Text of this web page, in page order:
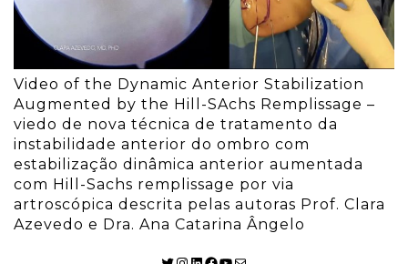
Video of the Dynamic Anterior Stabilization
Augmented by the Hill-SAchs Remplissage –
viedo de nova técnica de tratamento da
instabilidade anterior do ombro com
estabilização dinâmica anterior aumentada
com Hill-Sachs remplissage por via
artroscópica descrita pelas autoras Prof. Clara
Azevedo e Dra. Ana Catarina Ângelo